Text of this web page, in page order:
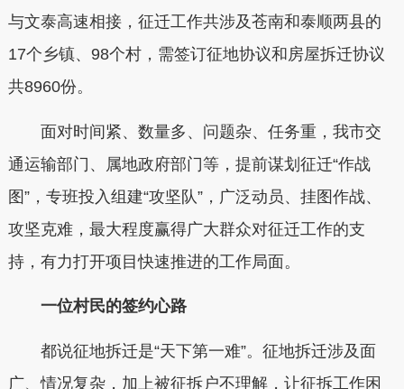
与文泰高速相接，征迁工作共涉及苍南和泰顺两县的
17个乡镇、98个村，需签订征地协议和房屋拆迁协议
共8960份。
面对时间紧、数量多、问题杂、任务重，我市交
通运输部门、属地政府部门等，提前谋划征迁“作战
图”，专班投入组建“攻坚队”，广泛动员、挂图作战、
攻坚克难，最大程度赢得广大群众对征迁工作的支
持，有力打开项目快速推进的工作局面。
一位村民的签约心路
都说征地拆迁是“天下第一难”。征地拆迁涉及面
广、情况复杂，加上被征拆户不理解，让征拆工作困